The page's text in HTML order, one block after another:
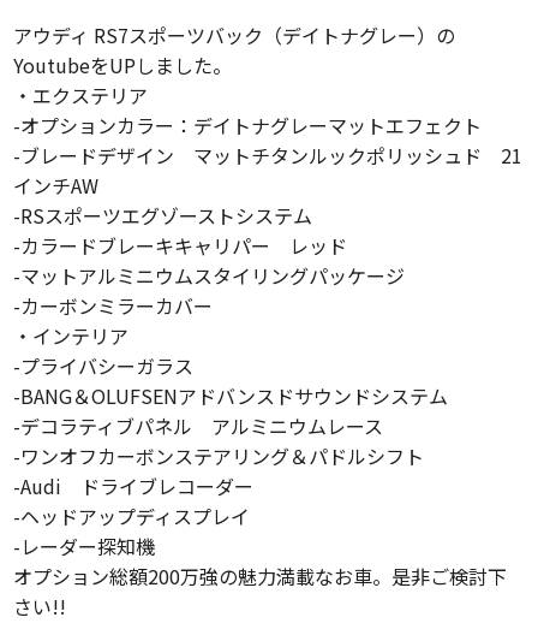
アウディ RS7スポーツバック（デイトナグレー）の
YoutubeをUPしました。
・エクステリア
-オプションカラー：デイトナグレーマットエフェクト
-ブレードデザイン マットチタンルックポリッシュド 21
インチAW
-RSスポーツエグゾーストシステム
-カラードブレーキキャリパー レッド
-マットアルミニウムスタイリングパッケージ
-カーボンミラーカバー
・インテリア
-プライバシーガラス
-BANG＆OLUFSENアドバンスドサウンドシステム
-デコラティブパネル アルミニウムレース
-ワンオフカーボンステアリング＆パドルシフト
-Audi ドライブレコーダー
-ヘッドアップディスプレイ
-レーダー探知機
オプション総額200万強の魅力満載なお車。是非ご検討下
さい!!